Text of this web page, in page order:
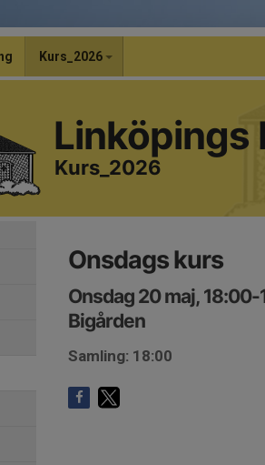
Kurs_2026
Linköpings
Kurs_2026
Onsdags kurs
Onsdag 20 maj,
Bigården
Samling: 18:00